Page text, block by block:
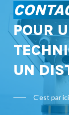
POUR
UN
C'est par ici